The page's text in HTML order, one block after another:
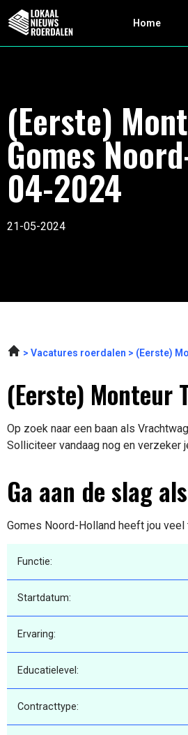
Home
(Eerste)
Gomes
04-2024
21-05-2024
Vacatures roerdalen (Eerste)
(Eerste) Monteur
Op zoek naar een baan als
Solliciteer vandaag nog en verzeker
Ga aan de slag
Gomes Noord-Holland heeft jou
Functie:
Startdatum:
Ervaring:
Educatielevel:
Contracttype: